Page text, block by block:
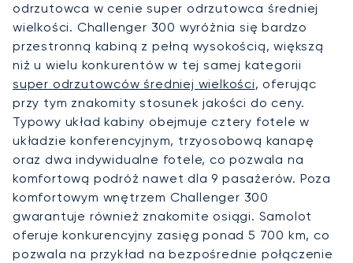
odrzutowca w cenie super odrzutowca średniej
wielkości. Challenger 300 wyróżnia się bardzo
przestronną kabiną z pełną wysokością, większą
niż u wielu konkurentów w tej samej kategorii
super odrzutowców średniej wielkości, oferując
przy tym znakomity stosunek jakości do ceny.
Typowy układ kabiny obejmuje cztery fotele w
układzie konferencyjnym, trzyosobową kanapę
oraz dwa indywidualne fotele, co pozwala na
komfortową podróż nawet dla 9 pasażerów. Poza
komfortowym wnętrzem Challenger 300
gwarantuje również znakomite osiągi. Samolot
oferuje konkurencyjny zasięg ponad 5 700 km, co
pozwala na przykład na bezpośrednie połączenie